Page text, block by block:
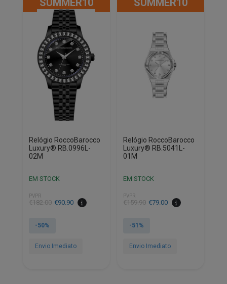
Relógio RoccoBarocco
Luxury® RB.0996L-
02M
EM STOCK
PVPR
€182.00
O
original
€182.00.
€90.90
O
atual
€90.90.
-50%
Envio Imediato
Relógio RoccoBarocco
Luxury® RB.5041L-
01M
EM STOCK
PVPR
€159.90
O
original
€159.90.
€79.00
O
atual
€79.00.
-51%
Envio Imediato